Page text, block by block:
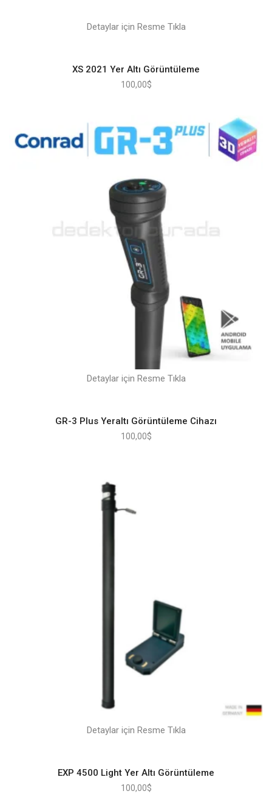
Detaylar için Resme Tıkla
XS 2021 Yer Altı Görüntüleme
100,00$
Detaylar için Resme Tıkla
GR-3 Plus Yeraltı Görüntüleme Cihazı
100,00$
Detaylar için Resme Tıkla
EXP 4500 Light Yer Altı Görüntüleme
100,00$